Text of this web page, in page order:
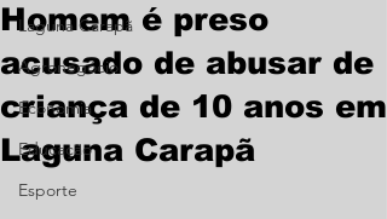
Laguna Carapã
Agronegócio
Economia
Educação
Esporte
Homem é preso
acusado de abusar de
criança de 10 anos em
Laguna Carapã